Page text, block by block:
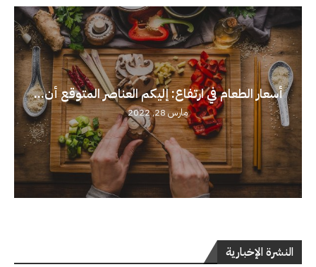
أسعار الطعام في ارتفاع: إليكم العناصر المتوقع أن...
مارس 28, 2022
النشرة الإخبارية